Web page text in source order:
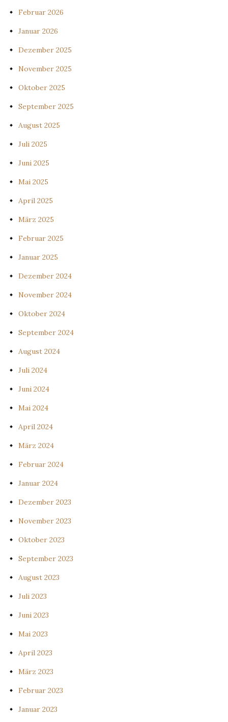
Februar 2026
Januar 2026
Dezember 2025
November 2025
Oktober 2025
September 2025
August 2025
Juli 2025
Juni 2025
Mai 2025
April 2025
März 2025
Februar 2025
Januar 2025
Dezember 2024
November 2024
Oktober 2024
September 2024
August 2024
Juli 2024
Juni 2024
Mai 2024
April 2024
März 2024
Februar 2024
Januar 2024
Dezember 2023
November 2023
Oktober 2023
September 2023
August 2023
Juli 2023
Juni 2023
Mai 2023
April 2023
März 2023
Februar 2023
Januar 2023